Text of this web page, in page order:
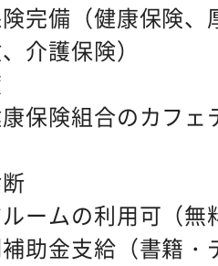
険完備（健康保険
介護保険）
康保険組合のカフ
ームの利用可（無
補助金支給（書籍